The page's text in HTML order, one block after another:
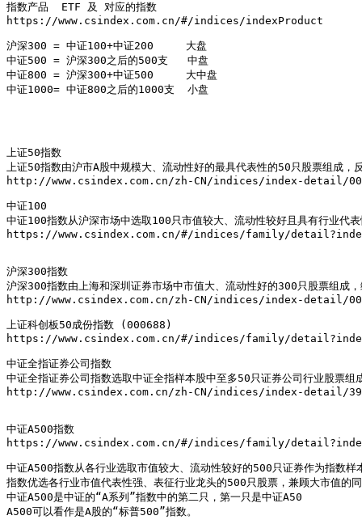
指数产品  ETF 及 对应的指数
https://www.csindex.com.cn/#/indices/indexProduct
沪深300 = 中证100+中证200     大盘
中证500 = 沪深300之后的500支   中盘
中证800 = 沪深300+中证500     大中盘
中证1000= 中证800之后的1000支  小盘
上证50指数
上证50指数由沪市A股中规模大、流动性好的最具代表性的50只股票组成
http://www.csindex.com.cn/zh-CN/indices/index-detail/
中证100
中证100指数从沪深市场中选取100只市值较大、流动性较好且具有行业代
https://www.csindex.com.cn/#/indices/family/
沪深300指数
沪深300指数由上海和深圳证券市场中市值大、流动性好的300只股票组成
http://www.csindex.com.cn/zh-CN/indices/index-detail/
上证科创板50成份指数 (000688)
https://www.csindex.com.cn/#/indices/family/
中证全指证券公司指数
中证全指证券公司指数选取中证全指样本股中至多50只证券公司行业股票组
http://www.csindex.com.cn/zh-CN/indices/index-detail/
中证A500指数
https://www.csindex.com.cn/#/indices/family/
中证A500指数从各行业选取市值较大、流动性较好的500只证券作为指数
指数优选各行业市值代表性强、表征行业龙头的500只股票，兼顾大市值的
中证A500是中证的“A系列”指数中的第二只，第一只是中证A50
A500可以看作是A股的“标普500”指数。